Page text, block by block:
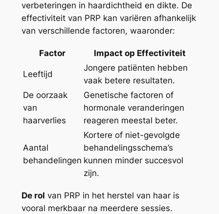
verbeteringen in haardichtheid en dikte. De
effectiviteit van PRP kan variëren afhankelijk
van verschillende factoren, waaronder:
Factor Impact op Effectiviteit
Leeftijd
Jongere patiënten hebben
vaak betere resultaten.
De oorzaak
van
haarverlies
Genetische factoren of
hormonale veranderingen
reageren meestal beter.
Aantal
behandelingen
Kortere of niet-gevolgde
behandelingsschema’s
kunnen minder succesvol
zijn.
De rol van PRP in het herstel van haar is
vooral merkbaar na meerdere sessies.